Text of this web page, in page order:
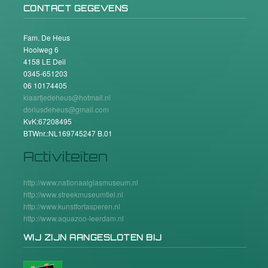
CONTACT GEGEVENS
Fam. De Heus
Hooiweg 6
4158 LE Deil
0345-651203
06 10174405
klaartjedeheus@hotmail.nl
doriusdeheus@gmail.com
KvK:67208495
BTWnr.:NL169745247 B.01
Activiteiten
http://www.nationaalglasmuseum.nl
http://www.streekmuseumtiel.nl
http://www.kunstfortasperen.nl
http://www.aquazoo-leerdam.nl
WIJ ZIJN AANGESLOTEN BIJ